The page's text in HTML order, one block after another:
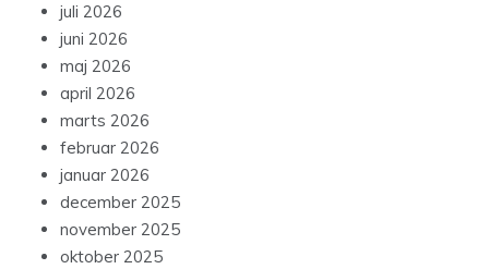
juli 2026
juni 2026
maj 2026
april 2026
marts 2026
februar 2026
januar 2026
december 2025
november 2025
oktober 2025